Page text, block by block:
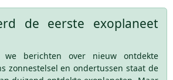
de eerste exoplaneet
we berichten over nieuw ontdekte
zonnestelsel en ondertussen staat de